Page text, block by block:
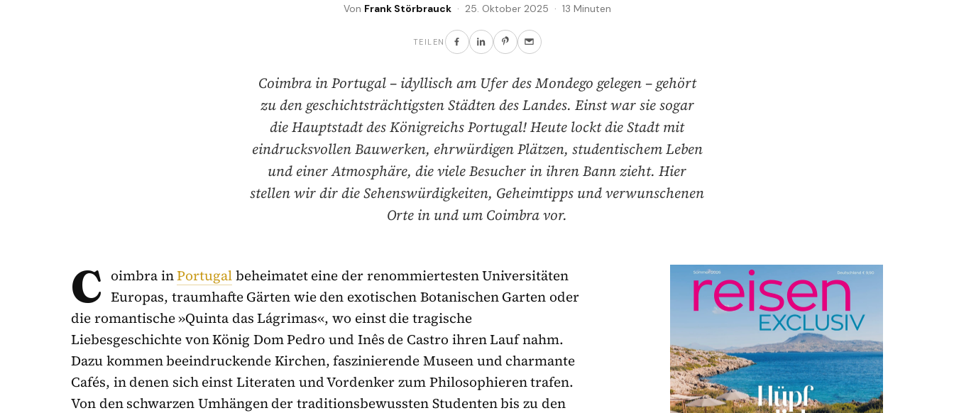
Von Frank Störbrauck· 25. Oktober 2025 · 13 Minuten
TEILEN
Coimbra in Portugal – idyllisch am Ufer des Mondego gelegen – gehört
zu den geschichtsträchtigsten Städten des Landes. Einst war sie sogar
die Hauptstadt des Königreichs Portugal! Heute lockt die Stadt mit
eindrucksvollen Bauwerken, ehrwürdigen Plätzen, studentischem Leben
und einer Atmosphäre, die viele Besucher in ihren Bann zieht. Hier
stellen wir dir die Sehenswürdigkeiten, Geheimtipps und verwunschenen
Orte in und um Coimbra vor.
C oimbra inPortugalbeheimatet eine der renommiertesten Universitäten
Europas, traumhafte Gärten wie den exotischen Botanischen Garten oder
die romantische »Quinta das Lágrimas«, wo einst die tragische
Liebesgeschichte von König Dom Pedro und Inês de Castro ihren Lauf nahm.
Dazu kommen beeindruckende Kirchen, faszinierende Museen und charmante
Cafés, in denen sich einst Literaten und Vordenker zum Philosophieren trafen.
Von den schwarzen Umhängen der traditionsbewussten Studenten bis zu den